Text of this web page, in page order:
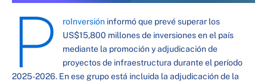
P roInversióninformó que prevé superar los
US$15,800 millones de inversiones en el país
mediante la promoción y adjudicación de
proyectos de infraestructura durante el período
2025-2026. En ese grupo está incluida la adjudicación de la